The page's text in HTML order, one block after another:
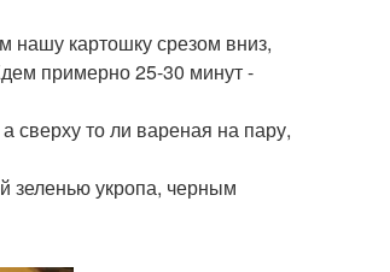
нашу картошку срезом вниз,
примерно 25-30 минут -
сверху то ли вареная на пару,
зеленью укропа, черным